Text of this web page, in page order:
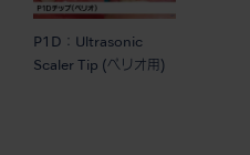
P1D：Ultrasonic
Scaler Tip (ペリオ用)